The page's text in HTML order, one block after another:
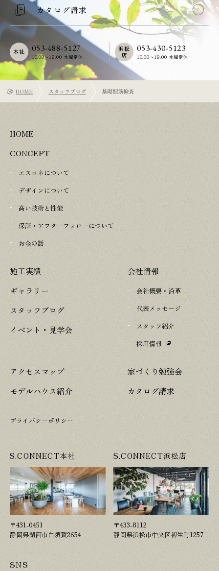
カタログ請求
053-488-5127
10:00〜19:00 水曜定休
本社 053-430-5123
10:00〜19:00 水曜定休
浜松
店
HOME スタッフブログ 基礎配筋検査
HOME
CONCEPT
エスコネについて
デザインについて
高い技術と性能
保証・アフターフォローについて
お金の話
施工実績
ギャラリー
スタッフブログ
イベント・見学会
会社情報
会社概要・沿革
代表メッセージ
スタッフ紹介
採用情報
アクセスマップ
モデルハウス紹介
家づくり勉強会
カタログ請求
プライバシーポリシー
S.CONNECT本社
〒431-0451
静岡県湖西市白須賀2654
S.CONNECT浜松店
〒433-8112
静岡県浜松市中央区初生町1257
SNS